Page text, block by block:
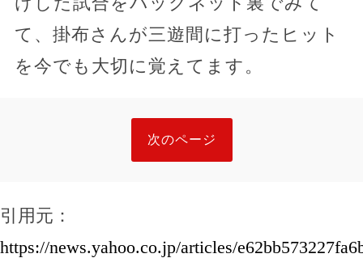
て、掛布さんが三遊間に打ったヒット
を今でも大切に覚えてます。
次のページ
引用元：
https://news.yahoo.co.jp/articles/